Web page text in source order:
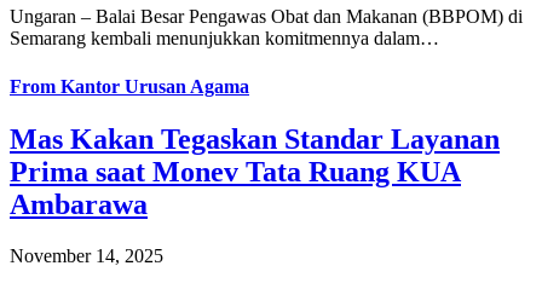
Ungaran – Balai Besar Pengawas Obat dan Makanan (BBPOM) di
Semarang kembali menunjukkan komitmennya dalam…
From Kantor Urusan Agama
Mas Kakan Tegaskan Standar Layanan
Prima saat Monev Tata Ruang KUA
Ambarawa
November 14, 2025